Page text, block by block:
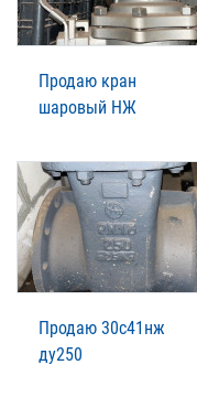
Продаю кран
шаровый НЖ
Продаю 30с41нж
ду250